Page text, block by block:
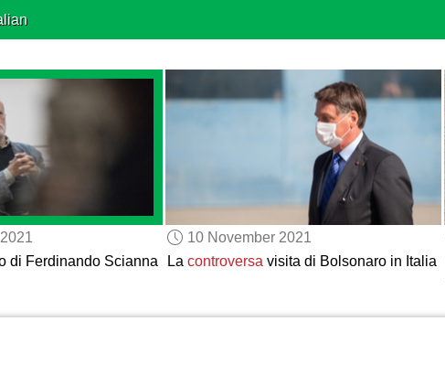
di Ferdinando Scianna
10 November 2021
La controversavisita di Bolsonaro in Italia